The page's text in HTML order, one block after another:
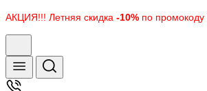
АКЦИЯ!!! Летняя скидка -10% по промокоду